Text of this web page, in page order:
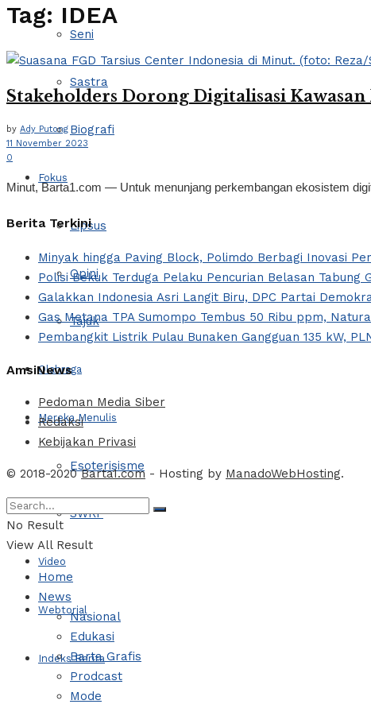
Seni
Sastra
Biografi
Fokus
Lipsus
Opini
Tajuk
Olahraga
Mereka Menulis
Esoterisisme
SWRF
Video
Webtorial
Indeks Berita
Tag: IDEA
Stakeholders Dorong Digitalisasi
by Ady Putong
11 November 2023
0
Minut, Barta1.com — Untuk menunjang perkembangan ekosistem
Berita Terkini
Minyak hingga Paving Block, Polimdo Berbagi Inovasi
Polisi Bekuk Terduga Pelaku Pencurian Belasan Tabung
Galakkan Indonesia Asri Langit Biru, DPC Partai
Gas Metana TPA Sumompo Tembus 50 Ribu ppm,
Pembangkit Listrik Pulau Bunaken Gangguan 135 kW,
AmsiNews
Pedoman Media Siber
Redaksi
Kebijakan Privasi
© 2018-2020Barta1.com - Hosting by ManadoWebHosting.
No Result
View All Result
Home
News
Nasional
Edukasi
Barta Grafis
Prodcast
Mode